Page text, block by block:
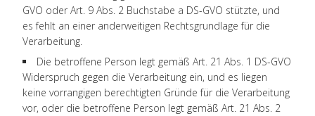
GVO oder Art. 9 Abs. 2 Buchstabe a DS-GVO stützte, und
es fehlt an einer anderweitigen Rechtsgrundlage für die
Verarbeitung.
Die betroffene Person legt gemäß Art. 21 Abs. 1 DS-GVO
Widerspruch gegen die Verarbeitung ein, und es liegen
keine vorrangigen berechtigten Gründe für die Verarbeitung
vor, oder die betroffene Person legt gemäß Art. 21 Abs. 2